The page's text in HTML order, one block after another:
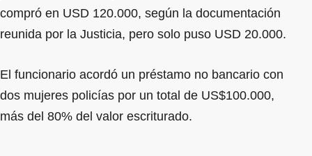
compró en USD 120.000, según la documentación
reunida por la Justicia, pero solo puso USD 20.000.
El funcionario acordó un préstamo no bancario con
dos mujeres policías por un total de US$100.000,
más del 80% del valor escriturado.